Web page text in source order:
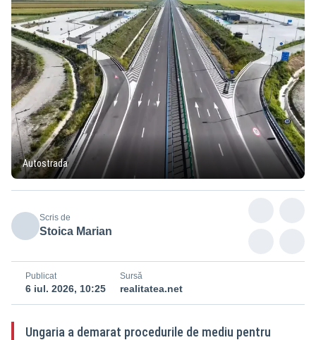
Autostrada
Scris de
Stoica Marian
Publicat
6 iul. 2026, 10:25
Sursă
realitatea.net
Ungaria a demarat procedurile de mediu pentru